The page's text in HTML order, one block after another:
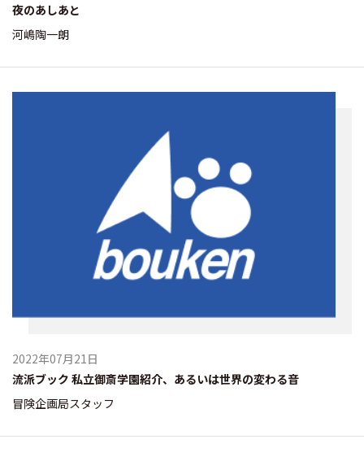
夜のあしあと
河嶋陶一朗
2022年07月21日
流派ブック 私立御斎学園紹介、あるいは世界の変わる音
冒険企画局スタッフ